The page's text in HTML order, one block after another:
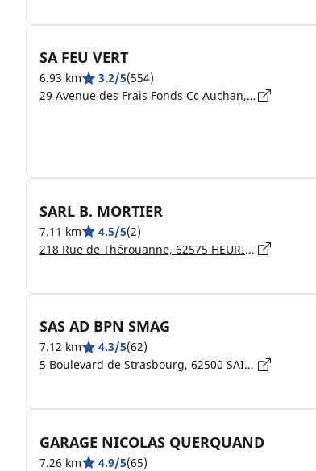
SA FEU VERT
6.93 km 3.2/5(554)
29 Avenue des Frais Fonds Cc Auchan, 62510 ARQUES
SARL B. MORTIER
7.11 km 4.5/5(2)
218 Rue de Thérouanne, 62575 HEURINGHEM
SAS AD BPN SMAG
7.12 km 4.3/5(62)
5 Boulevard de Strasbourg, 62500 SAINT-OMER
GARAGE NICOLAS QUERQUAND
7.26 km 4.9/5(65)